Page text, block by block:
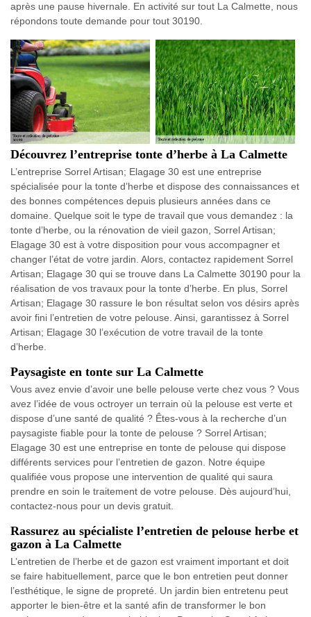
après une pause hivernale. En activité sur tout La Calmette, nous
répondons toute demande pour tout 30190.
Découvrez l’entreprise tonte d’herbe à La Calmette
L’entreprise Sorrel Artisan; Elagage 30 est une entreprise
spécialisée pour la tonte d’herbe et dispose des connaissances et
des bonnes compétences depuis plusieurs années dans ce
domaine. Quelque soit le type de travail que vous demandez : la
tonte d’herbe, ou la rénovation de vieil gazon, Sorrel Artisan;
Elagage 30 est à votre disposition pour vous accompagner et
changer l’état de votre jardin. Alors, contactez rapidement Sorrel
Artisan; Elagage 30 qui se trouve dans La Calmette 30190 pour la
réalisation de vos travaux pour la tonte d’herbe. En plus, Sorrel
Artisan; Elagage 30 rassure le bon résultat selon vos désirs après
avoir fini l’entretien de votre pelouse. Ainsi, garantissez à Sorrel
Artisan; Elagage 30 l’exécution de votre travail de la tonte
d’herbe.
Paysagiste en tonte sur La Calmette
Vous avez envie d’avoir une belle pelouse verte chez vous ? Vous
avez l’idée de vous octroyer un terrain où la pelouse est verte et
dispose d’une santé de qualité ? Êtes-vous à la recherche d’un
paysagiste fiable pour la tonte de pelouse ? Sorrel Artisan;
Elagage 30 est une entreprise en tonte de pelouse qui dispose
différents services pour l’entretien de gazon. Notre équipe
qualifiée vous propose une intervention de qualité qui saura
prendre en soin le traitement de votre pelouse. Dès aujourd’hui,
contactez-nous pour un devis gratuit.
Rassurez au spécialiste l’entretien de pelouse herbe et
gazon à La Calmette
L’entretien de l’herbe et de gazon est vraiment important et doit
se faire habituellement, parce que le bon entretien peut donner
l’esthétique, le signe de propreté. Un jardin bien entretenu peut
apporter le bien-être et la santé afin de transformer le bon